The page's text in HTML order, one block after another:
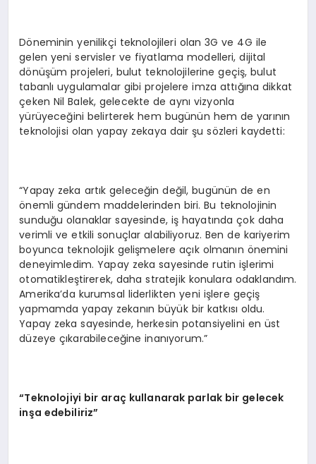
Döneminin yenilikçi teknolojileri olan 3G ve 4G ile
gelen yeni servisler ve fiyatlama modelleri, dijital
dönüşüm projeleri, bulut teknolojilerine geçiş, bulut
tabanlı uygulamalar gibi projelere imza attığına dikkat
çeken Nil Balek, gelecekte de aynı vizyonla
yürüyeceğini belirterek hem bugünün hem de yarının
teknolojisi olan yapay zekaya dair şu sözleri kaydetti:
“Yapay zeka artık geleceğin değil, bugünün de en
önemli gündem maddelerinden biri. Bu teknolojinin
sunduğu olanaklar sayesinde, iş hayatında çok daha
verimli ve etkili sonuçlar alabiliyoruz. Ben de kariyerim
boyunca teknolojik gelişmelere açık olmanın önemini
deneyimledim. Yapay zeka sayesinde rutin işlerimi
otomatikleştirerek, daha stratejik konulara odaklandım.
Amerika’da kurumsal liderlikten yeni işlere geçiş
yapmamda yapay zekanın büyük bir katkısı oldu.
Yapay zeka sayesinde, herkesin potansiyelini en üst
düzeye çıkarabileceğine inanıyorum.”
“Teknolojiyi bir araç kullanarak parlak bir gelecek
inşa edebiliriz”